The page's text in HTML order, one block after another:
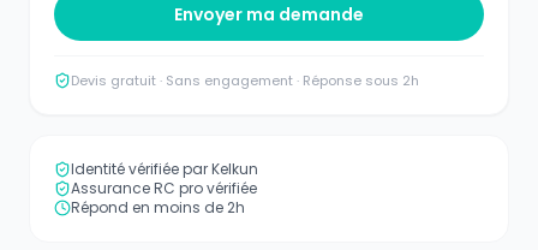
Envoyer ma demande
Devis gratuit · Sans engagement · Réponse sous 2h
Identité vérifiée par Kelkun
Assurance RC pro vérifiée
Répond en moins de 2h